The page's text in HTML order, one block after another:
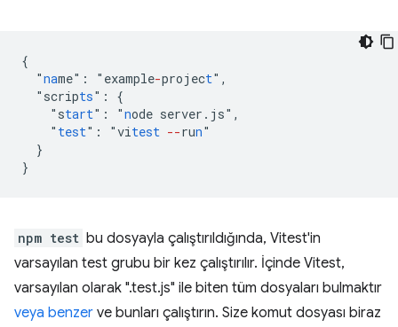
{
"name" : " example-project" ,
" scripts" :
{
" start" : "node server.js" ,
" test" : "vitest --run
}
}
npm test bu dosyayla çalıştırıldığında, Vitest'in
varsayılan test grubu bir kez çalıştırılır. İçinde Vitest,
varsayılan olarak ".test.js" ile biten tüm dosyaları bulmaktır
veya benzer ve bunları çalıştırın. Size komut dosyası biraz